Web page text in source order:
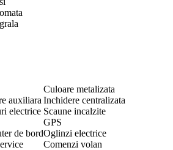
Culoare metalizata
auxiliara Inchidere centralizata
electrice Scaune incalzite
GPS
de bordOglinzi electrice
Comenzi volan